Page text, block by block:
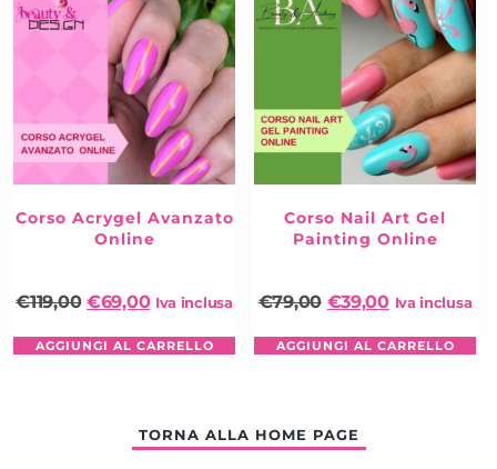
Corso Acrygel Avanzato
Online
€119,00 €69,00 Iva inclusa
AGGIUNGI AL CARRELLO
Corso Nail Art Gel
Painting Online
€79,00 €39,00 Iva inclusa
AGGIUNGI AL CARRELLO
TORNA ALLA HOME PAGE